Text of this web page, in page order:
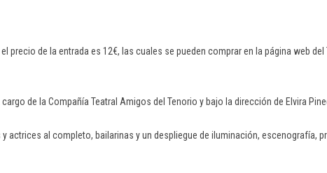
precio de la entrada es 12€, las cuales se pueden comprar en la página web
de la Compañía Teatral Amigos del Tenorio y bajo la dirección de Elvira
actrices al completo, bailarinas y un despliegue de iluminación, escenografía,